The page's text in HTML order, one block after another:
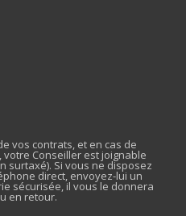
vos contrats, et en cas de
Conseiller est joignable
surtaxé). Si vous ne disposez
direct, envoyez-lui un
sécurisée, il vous le donnera
en retour.